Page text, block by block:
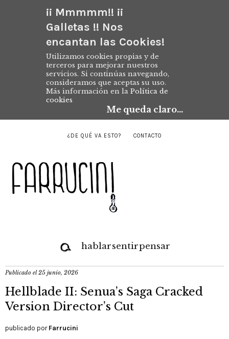
¡¡ Mmmmm!! ¡¡
Galletas !! Nos
encantan las Cookies!
Utilizamos cookies propias y de
terceros para mejorar nuestros
servicios. Si continúas navegando,
consideramos que aceptas su uso.
Más información en la Política de
cookies
Me queda claro...
¿DE QUÉ VA ESTO? CONTACTO
hablarsentirpensar
Publicado el25 junio, 2026
Hellblade II: Senua’s Saga Cracked
Version Director’s Cut
publicado por Farrucini